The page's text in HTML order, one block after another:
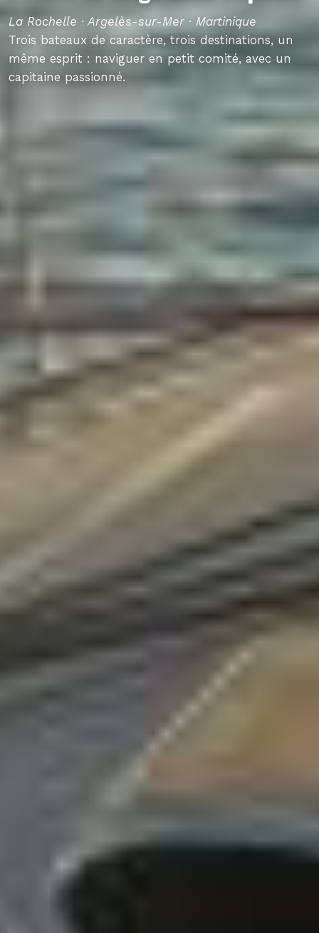
La Rochelle · Argelès-sur-Mer · Martinique
Trois bateaux de caractère, trois destinations, un
même esprit : naviguer en petit comité, avec un
capitaine passionné.